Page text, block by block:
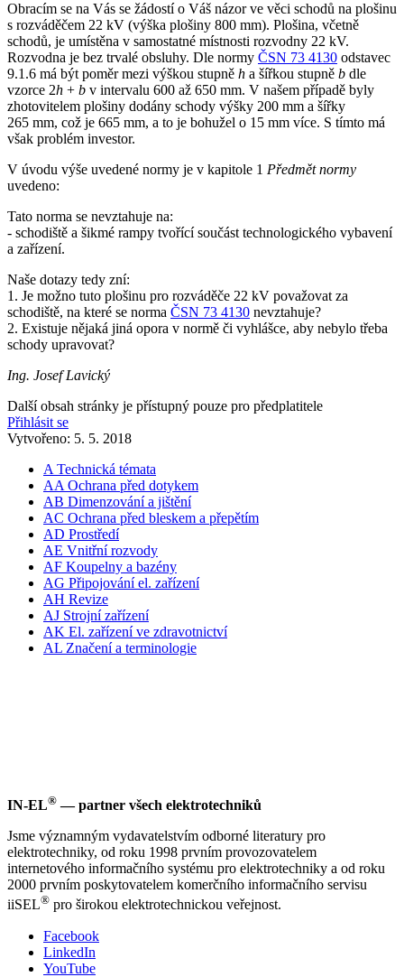
Obracím se na Vás se žádostí o Váš názor ve věci schodů na plošinu
s rozváděčem 22 kV (výška plošiny 800 mm). Plošina, včetně
schodů, je umístěna v samostatné místnosti rozvodny 22 kV.
Rozvodna je bez trvalé obsluhy. Dle normy ČSN 73 4130 odstavec
9.1.6 má být poměr mezi výškou stupně h a šířkou stupně b dle
vzorce 2h + b v intervalu 600 až 650 mm. V našem případě byly
zhotovitelem plošiny dodány schody výšky 200 mm a šířky
265 mm, což je 665 mm, a to je bohužel o 15 mm více. S tímto má
však problém investor.
V úvodu výše uvedené normy je v kapitole 1 Předmět normy
uvedeno:
Tato norma se nevztahuje na:
- schodiště a šikmé rampy tvořící součást technologického vybavení
a zařízení.
Naše dotazy tedy zní:
1. Je možno tuto plošinu pro rozváděče 22 kV považovat za
schodiště, na které se norma ČSN 73 4130 nevztahuje?
2. Existuje nějaká jiná opora v normě či vyhlášce, aby nebylo třeba
schody upravovat?
Ing. Josef Lavický
Další obsah stránky je přístupný pouze pro předplatitele
Přihlásit se
Vytvořeno: 5. 5. 2018
A Technická témata
AA Ochrana před dotykem
AB Dimenzování a jištění
AC Ochrana před bleskem a přepětím
AD Prostředí
AE Vnitřní rozvody
AF Koupelny a bazény
AG Připojování el. zařízení
AH Revize
AJ Strojní zařízení
AK El. zařízení ve zdravotnictví
AL Značení a terminologie
IN-EL® — partner všech elektrotechniků
Jsme významným vydavatelstvím odborné literatury pro
elektrotechniky, od roku 1998 prvním provozovatelem
internetového informačního systému pro elektrotechniky a od roku
2000 prvním poskytovatelem komerčního informačního servisu
iiSEL® pro širokou elektrotechnickou veřejnost.
Facebook
LinkedIn
YouTube